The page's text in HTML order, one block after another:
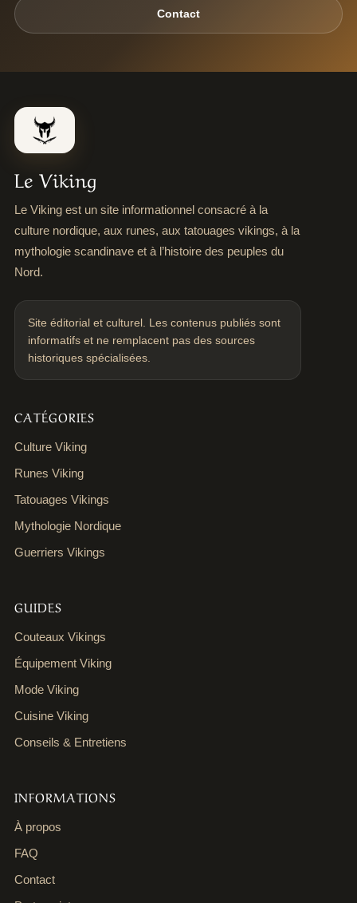
Contact
Le Viking
Le Viking est un site informationnel consacré à la
culture nordique, aux runes, aux tatouages vikings, à la
mythologie scandinave et à l’histoire des peuples du
Nord.
Site éditorial et culturel. Les contenus publiés sont
informatifs et ne remplacent pas des sources
historiques spécialisées.
CATÉGORIES
Culture Viking
Runes Viking
Tatouages Vikings
Mythologie Nordique
Guerriers Vikings
GUIDES
Couteaux Vikings
Équipement Viking
Mode Viking
Cuisine Viking
Conseils & Entretiens
INFORMATIONS
À propos
FAQ
Contact